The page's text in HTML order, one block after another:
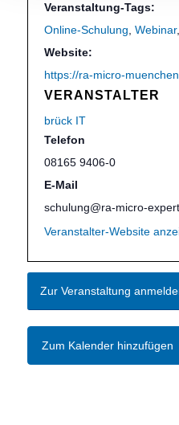
Veranstaltung-Tags:
Online-Schulung Webinar,
Website:
https://ra-micro-
VERANSTALTER
brück IT
Telefon
08165 9406-0
E-Mail
schulung@ra-micro-
Veranstalter-Website
Zur Veranstaltung
Zum Kalender hinzufügen